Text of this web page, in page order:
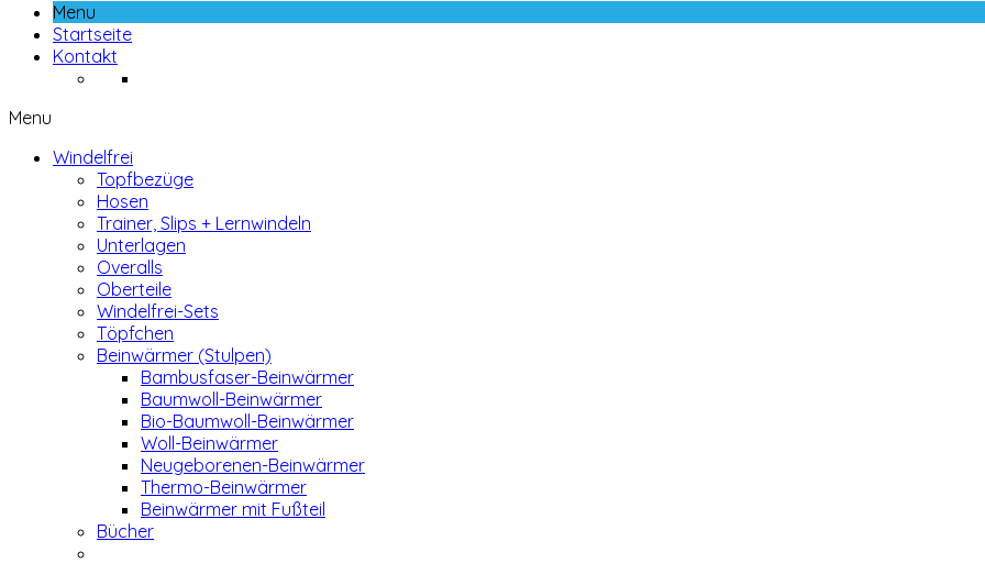
Menu
Startseite
Kontakt
Menu
Windelfrei
Topfbezüge
Hosen
Trainer, Slips + Lernwindeln
Unterlagen
Overalls
Oberteile
Windelfrei-Sets
Töpfchen
Beinwärmer (Stulpen)
Bambusfaser-Beinwärmer
Baumwoll-Beinwärmer
Bio-Baumwoll-Beinwärmer
Woll-Beinwärmer
Neugeborenen-Beinwärmer
Thermo-Beinwärmer
Beinwärmer mit Fußteil
Bücher